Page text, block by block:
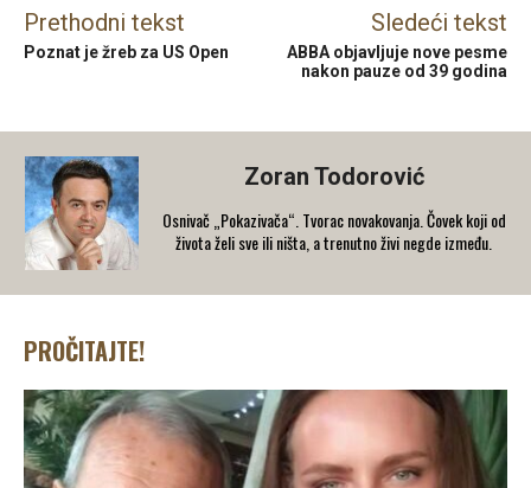
Prethodni tekst
Poznat je žreb za US Open
Sledeći tekst
ABBA objavljuje nove pesme
nakon pauze od 39 godina
Zoran Todorović
Osnivač „Pokazivača“. Tvorac novakovanja. Čovek koji od
života želi sve ili ništa, a trenutno živi negde između.
PROČITAJTE!